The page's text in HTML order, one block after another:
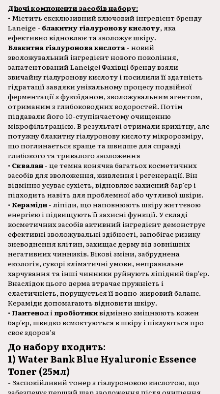
Діючі компоненти засобів набору:
• Містить ексклюзивний ключовий інгредієнт бренду
Laneige - блакитну гіалуронову кислоту, яка
ефективно відновлює та зволожує шкіру.
Блакитна гіалуронова кислота - новий
зволожувальний інгредієнт нового покоління,
запатентований Laneige! Фахівці бренду взяли
звичайну гіалуронову кислоту і посилили її здатність
гідратації завдяки унікальному процесу подвійної
ферментації з фукоїданом, зволожувальним агентом,
отриманим з глибоководних водоростей. Потім
піддавали його 10-ступінчастому очищенню
мікрофільтрацією. В результаті отримали крихітну, але
потужну блакитну гіалуронову кислоту мікророзміру,
що поглинається краще та швидше для справді
глибокого та тривалого зволоження
• Сквалан - це темна конячка багатьох косметичних
засобів для зволоження, живлення і регенерації. Він
відмінно усуває сухість, відновлює захисний бар'єр і
підходить навіть для проблемної або чутливої шкіри.
• Кераміди - ліпіди, що наповнюють шкіру життєвою
енергією і підвищують її захисні функції. У складі
косметичних засобів активний інгредієнт демонструє
ефективні зволожувальні здібності, запобігає ризику
зневоднення клітин, захищає дерму від зовнішніх
негативних чинників. Вікові зміни, забруднена
екологія, суворі кліматичні умови, неправильне
харчування та інші чинники руйнують ліпідний бар'єр.
Внаслідок цього дерма втрачає пружність і
еластичність, порушується її водно-жировий баланс.
Кераміди допомагають відновити шкіру.
• Пантенол і пробіотикивідмінно зміцнюють кожен
бар'єр, швидко всмоктуються в шкіру і піклуються про
своє здоров'я
До набору входить:
1) Water Bank Blue Hyaluronic Essence
Toner (25мл)
- Заспокійливий тонер з гіалуроновою кислотою, що
забезпечує перший шар зволоження після очищення